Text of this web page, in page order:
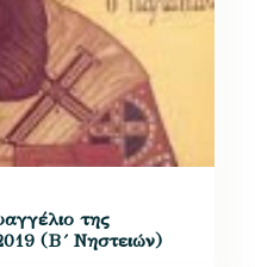
της
(Β´ Νηστειών)